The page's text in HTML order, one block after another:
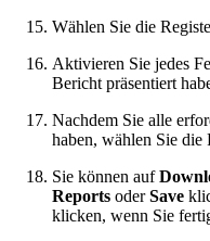
Wählen Sie die
Aktivieren Sie jedes
Bericht präsentiert
Nachdem Sie alle
haben, wählen Sie die
Sie können auf
Reports oderSave
klicken, wenn Sie